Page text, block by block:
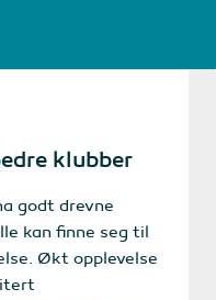
klubber
godt drevne
kan finne seg til
Økt opplevelse